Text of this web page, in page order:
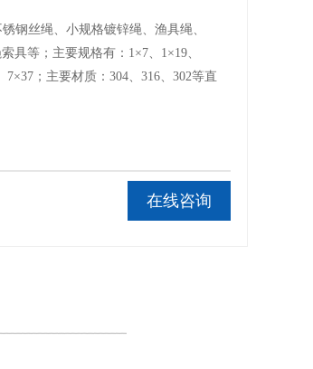
钢丝绳、小规格镀锌绳、渔具绳、
具等；主要规格有：1×7、1×19、
7×37；主要材质：304、316、302等直
在线咨询